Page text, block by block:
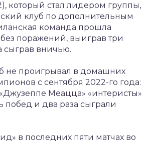
который стал лидером группы,
клуб по дополнительным
команда прошла
поражений, выиграв три
сыграв вничью.
не проигрывал в домашних
с сентября 2022-го года:
Меацца» «интеристы»
побед и два раза сыграли
в последних пяти матчах во